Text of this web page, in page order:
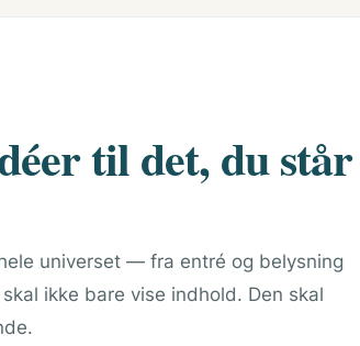
til det, du står
universet — fra entré og belysning
ikke bare vise indhold. Den skal